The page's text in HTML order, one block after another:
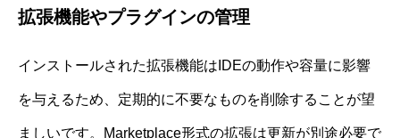
拡張機能やプラグインの管理
インストールされた拡張機能はIDEの動作や容量に影響
を与えるため、定期的に不要なものを削除することが望
ましいです。Marketplace形式の拡張は更新が別途必要で